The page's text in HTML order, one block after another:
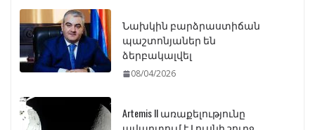
Նախկին բարձրաստիճան
պաշտոնյաներ են
ձերբակալվել
08/04/2026
Artemis II առաքելությունը